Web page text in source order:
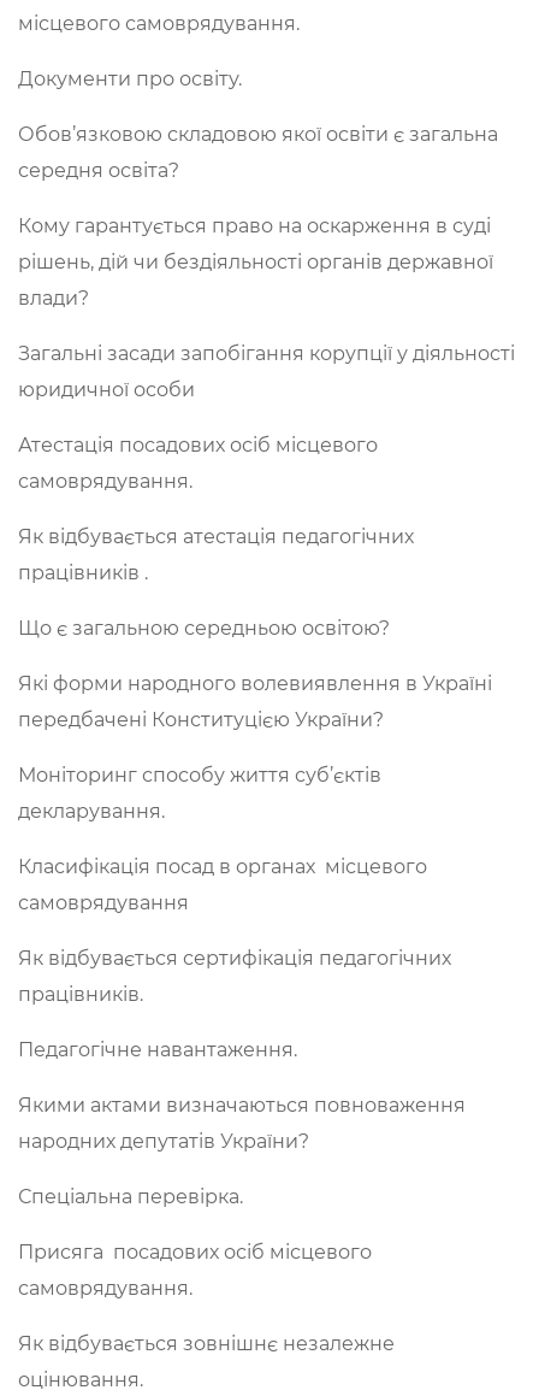
місцевого самоврядування.
Документи про освіту.
Обов’язковою складовою якої освіти є загальна
середня освіта?
Кому гарантується право на оскарження в суді
рішень, дій чи бездіяльності органів державної
влади?
Загальні засади запобігання корупції у діяльності
юридичної особи
Атестація посадових осіб місцевого
самоврядування.
Як відбувається атестація педагогічних
працівників .
Що є загальною середньою освітою?
Які форми народного волевиявлення в Україні
передбачені Конституцією України?
Моніторинг способу життя суб’єктів
декларування.
Класифікація посад в органах місцевого
самоврядування
Як відбувається сертифікація педагогічних
працівників.
Педагогічне навантаження.
Якими актами визначаються повноваження
народних депутатів України?
Спеціальна перевірка.
Присяга посадових осіб місцевого
самоврядування.
Як відбувається зовнішнє незалежне
оцінювання.